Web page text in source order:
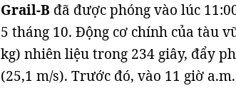
Grail-B đã được phóng vào lúc
5 tháng 10. Động cơ chính của tàu
kg) nhiên liệu trong 234 giây, đẩy
(25,1 m/s). Trước đó, vào 11 giờ